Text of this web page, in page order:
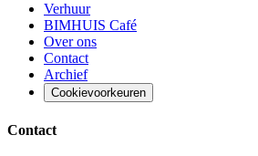
Verhuur
BIMHUIS Café
Over ons
Contact
Archief
Cookievoorkeuren
Contact